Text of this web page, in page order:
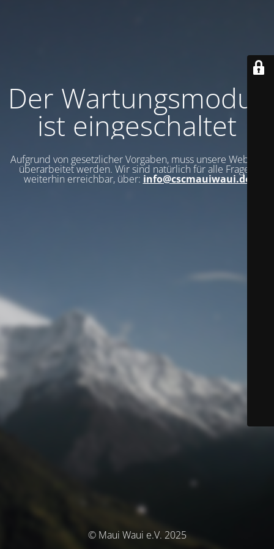
Der Wartungsmodus
ist eingeschaltet
Aufgrund von gesetzlicher Vorgaben, muss unsere Website
überarbeitet werden. Wir sind natürlich für alle Fragen
weiterhin erreichbar, über: info@cscmauiwaui.de
© Maui Waui e.V. 2025